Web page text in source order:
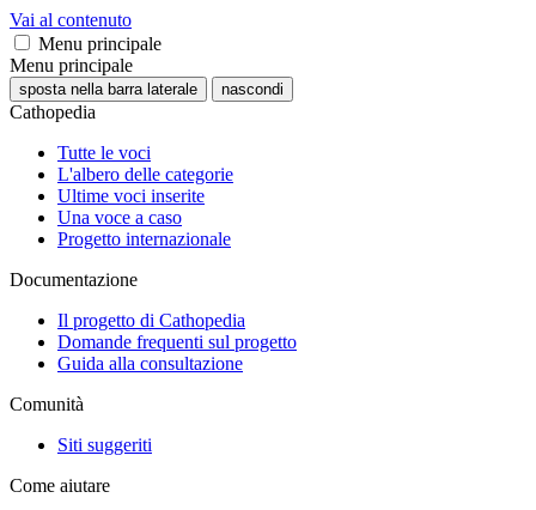
Vai al contenuto
Menu principale
Menu principale
sposta nella barra laterale nascondi
Cathopedia
Tutte le voci
L'albero delle categorie
Ultime voci inserite
Una voce a caso
Progetto internazionale
Documentazione
Il progetto di Cathopedia
Domande frequenti sul progetto
Guida alla consultazione
Comunità
Siti suggeriti
Come aiutare